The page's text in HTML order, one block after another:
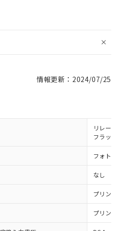
情報更新：2024/07/25
リレー同
フラット
フォト・
なし
プリント
プリント